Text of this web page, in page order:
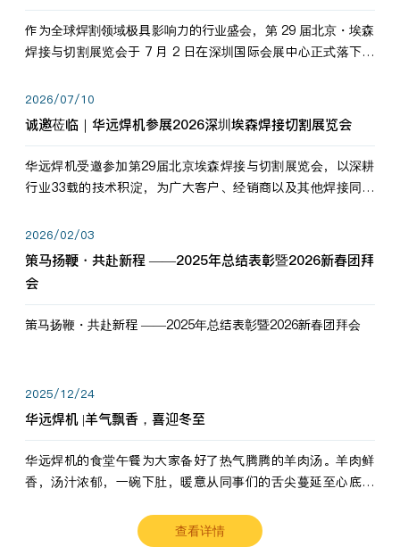
作为全球焊割领域极具影响力的行业盛会，第 29 届北京・埃森
焊接与切割展览会于 7 月 2 日在深圳国际会展中心正式落下帷
标准，持之以恒研发新产品、新技术。新老客户、行业伙伴、
海内外客户为目睹公司发布的新产…
2026/07/10
诚邀莅临｜华远焊机参展2026深圳埃森焊接切割展览会
华远焊机受邀参加第29届北京埃森焊接与切割展览会，以深耕
行业33载的技术积淀，为广大客户、经销商以及其他焊接同仁
2026/02/03
策马扬鞭・共赴新程 ——2025年总结表彰暨2026新春团拜
会
策马扬鞭・共赴新程 ——2025年总结表彰暨2026新春团拜会
2025/12/24
华远焊机 |羊气飘香，喜迎冬至
华远焊机的食堂午餐为大家备好了热气腾腾的羊肉汤。羊肉鲜
香，汤汁浓郁，一碗下肚，暖意从同事们的舌尖蔓延至心底。
查看详情